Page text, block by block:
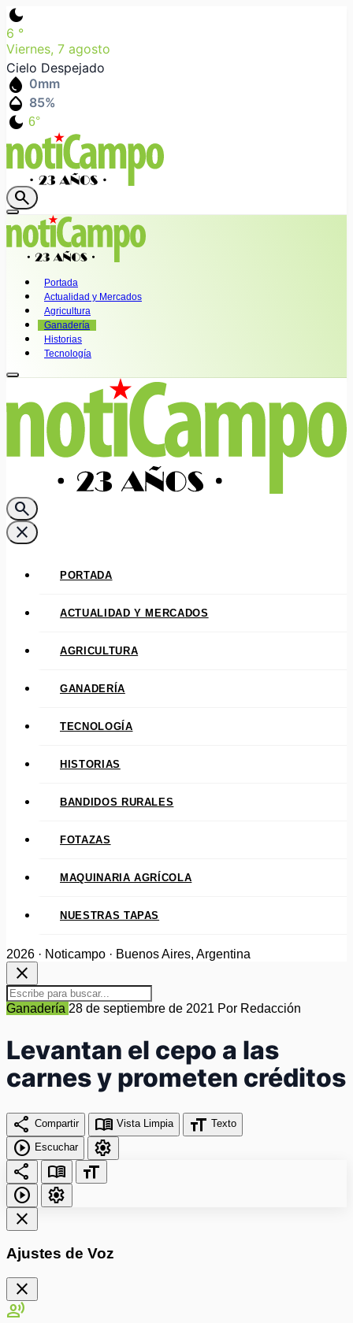
dark_mode
6 °
Viernes, 7 agosto
Cielo Despejado
water_drop 0mm
humidity_mid 85%
dark_mode 6°
search
Portada
Actualidad y Mercados
Agricultura
Ganadería
Historias
Tecnología
search
close
PORTADA
ACTUALIDAD Y MERCADOS
AGRICULTURA
GANADERÍA
TECNOLOGÍA
HISTORIAS
BANDIDOS RURALES
FOTAZAS
MAQUINARIA AGRÍCOLA
NUESTRAS TAPAS
2026 · Noticampo · Buenos Aires, Argentina
close
Ganadería 28 de septiembre de 2021 Por Redacción
Levantan el cepo a las
carnes y prometen créditos
share Compartir menu_book Vista Limpia format_size Texto
play_circle Escuchar
settings
share
menu_book
format_size
play_circle
settings
close
Ajustes de Voz
close
record_voice_over